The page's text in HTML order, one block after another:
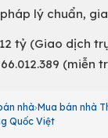
lý chuẩn,
tỷ (Giao dịch
(miễn
nhà Mua bán nhà
Quốc Việt